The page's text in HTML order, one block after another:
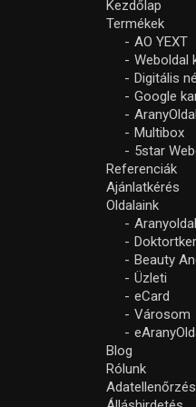
Kezdőlap
Termékek
AO YEXT
Weboldal
Digitális
Google
Multibox
5star
Referenciák
Ajánlatkérés
Oldalaink
Beauty
Üzleti
eCard
Városom
Blog
Rólunk
Adatellenőrzés